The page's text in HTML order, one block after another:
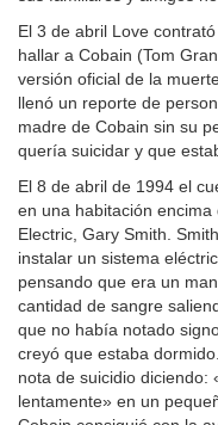
El 3 de abril Love
hallar a Cobain (Tom
versión oficial de la
llenó un reporte de
madre de Cobain sin su
quería suicidar y que
El 8 de abril de 1994 el
en una habitación
Electric, Gary Smith.
instalar un sistema
pensando que era un
cantidad de sangre
que no había notado
creyó que estaba
nota de suicidio diciendo:
lentamente» en un